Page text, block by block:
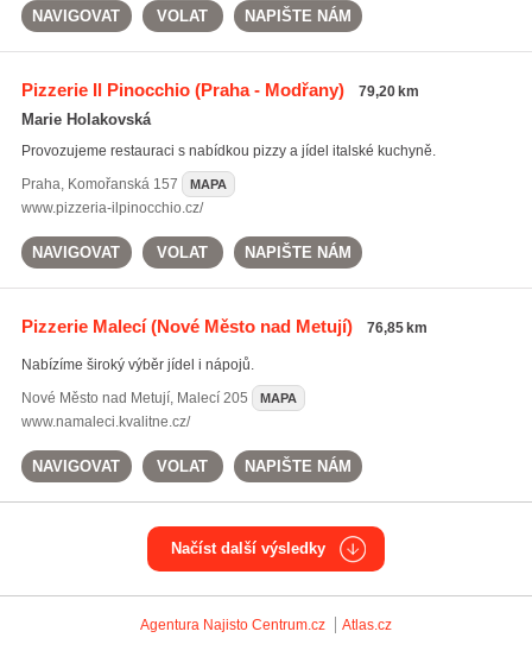
NAVIGOVAT VOLAT NAPIŠTE NÁM
Pizzerie Il Pinocchio(Praha - Modřany) 79,20 km
Marie Holakovská
Provozujeme restauraci s nabídkou pizzy a jídel italské kuchyně.
Praha, Komořanská 157 MAPA
www.pizzeria-ilpinocchio.cz/
NAVIGOVAT VOLAT NAPIŠTE NÁM
Pizzerie Malecí(Nové Město nad Metují) 76,85 km
Nabízíme široký výběr jídel i nápojů.
Nové Město nad Metují, Malecí 205 MAPA
www.namaleci.kvalitne.cz/
NAVIGOVAT VOLAT NAPIŠTE NÁM
Načíst další výsledky
Agentura Najisto Centrum.cz Atlas.cz